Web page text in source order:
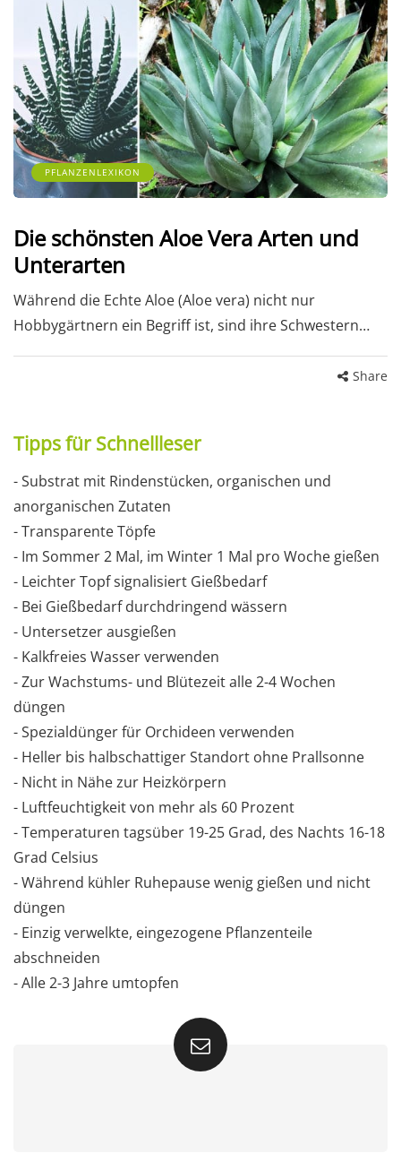
PFLANZENLEXIKON
Die schönsten Aloe Vera Arten und
Unterarten
Während die Echte Aloe (Aloe vera) nicht nur
Hobbygärtnern ein Begriff ist, sind ihre Schwestern…
Share
Tipps für Schnellleser
- Substrat mit Rindenstücken, organischen und
anorganischen Zutaten
- Transparente Töpfe
- Im Sommer 2 Mal, im Winter 1 Mal pro Woche gießen
- Leichter Topf signalisiert Gießbedarf
- Bei Gießbedarf durchdringend wässern
- Untersetzer ausgießen
- Kalkfreies Wasser verwenden
- Zur Wachstums- und Blütezeit alle 2-4 Wochen
düngen
- Spezialdünger für Orchideen verwenden
- Heller bis halbschattiger Standort ohne Prallsonne
- Nicht in Nähe zur Heizkörpern
- Luftfeuchtigkeit von mehr als 60 Prozent
- Temperaturen tagsüber 19-25 Grad, des Nachts 16-18
Grad Celsius
- Während kühler Ruhepause wenig gießen und nicht
düngen
- Einzig verwelkte, eingezogene Pflanzenteile
abschneiden
- Alle 2-3 Jahre umtopfen